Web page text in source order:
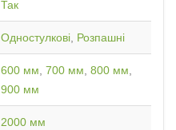
Так
Одностулкові, Розпашні
600 мм, 700 мм, 800 мм,
900 мм
2000 мм